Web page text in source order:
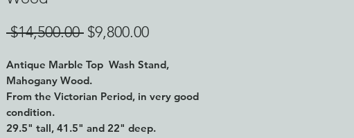
$14,500.00 Precio
$9,800.00Precio
oferta
Antique Marble Top Wash Stand,
Mahogany Wood.
From the Victorian Period, in very good
condition.
29.5" tall, 41.5" and 22" deep.